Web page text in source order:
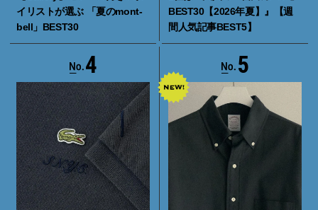
イリストが選ぶ 「夏のmont-
bell」BEST30
BEST30【2026年夏】』【週
間人気記事BEST5】
4 5